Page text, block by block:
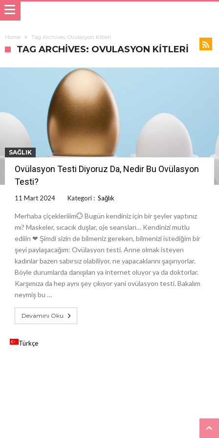
Home Tag Archives: Ovulasyon Kitleri
TAG ARCHIVES: OVULASYON KITLERI
SAĞLIK
Ovülasyon Testi Diyoruz Da, Nedir Bu Ovülasyon
Testi?
11 Mart 2024 Kategori : Sağlık
Merhaba çiçekleriiim💮 Bugün kendiniz için bir şeyler yaptınız
mı? Maskeler, sıcacık duşlar, oje seansları… Kendinizi mutlu
ediiin ❤ Şimdi sizin de bilmeniz gereken, bilmenizi istediğim bir
şeyi paylaşacağım: Ovülasyon testi. Anne olmak isteyen
kadınlar bazen sabırsız olabiliyor, ne yapacaklarını şaşırıyorlar.
Böyle durumlarda danışılan ya internet oluyor ya da doktorlar.
Karşımıza da hep aynı şey çıkıyor yani ovülasyon testi. Bakalım
neymiş bu …
Devamını Oku
Türkçe